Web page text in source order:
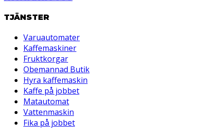
TJÄNSTER
Varuautomater
Kaffemaskiner
Fruktkorgar
Obemannad Butik
Hyra kaffemaskin
Kaffe på jobbet
Matautomat
Vattenmaskin
Fika på jobbet